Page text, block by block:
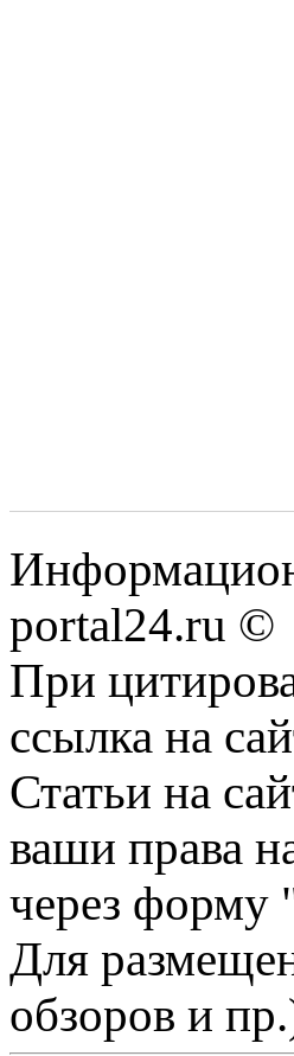
portal24.ru ©
При
ссылка на
Статьи на
ваши права
через форму
Для
обзоров и